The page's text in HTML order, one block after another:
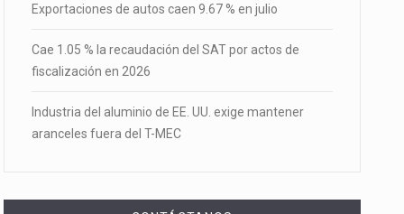
Exportaciones de autos caen 9.67 % en julio
Cae 1.05 % la recaudación del SAT por actos de
fiscalización en 2026
Industria del aluminio de EE. UU. exige mantener
aranceles fuera del T-MEC